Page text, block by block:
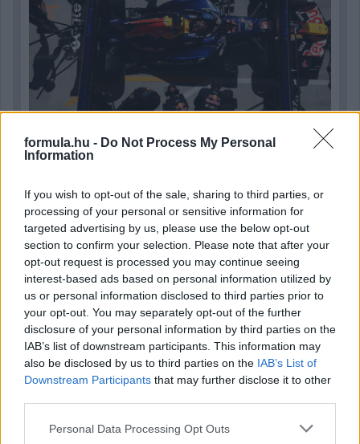
formula.hu - Do Not Process My Personal
Information
If you wish to opt-out of the sale, sharing to third parties, or
processing of your personal or sensitive information for
targeted advertising by us, please use the below opt-out
section to confirm your selection. Please note that after your
opt-out request is processed you may continue seeing
interest-based ads based on personal information utilized by
us or personal information disclosed to third parties prior to
your opt-out. You may separately opt-out of the further
disclosure of your personal information by third parties on the
IAB’s list of downstream participants. This information may
also be disclosed by us to third parties on the IAB’s List of
Downstream Participants that may further disclose it to other
Please note that this website/app uses one or more Google
Personal Data Processing Opt Outs
Nem tud úrrá lenni a fékproblémákon a Cadillac